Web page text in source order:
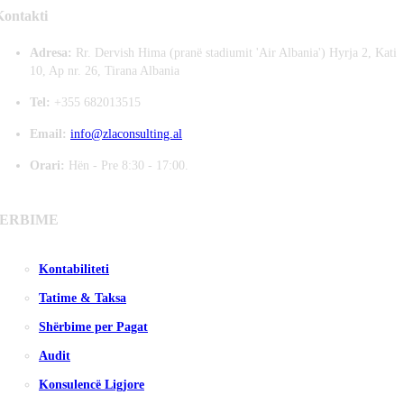
Adresa: Rr. Dervish Hima (pranë stadiumit 'Air Albania') Hyrja 2, Kati
10, Ap nr. 26, Tirana Albania
Tel: +355 682013515
Email: info@zlaconsulting.al
Orari: Hën - Pre 8:30 - 17:00.
Kontabiliteti
Tatime & Taksa
Shërbime per Pagat
Audit
Konsulencë Ligjore